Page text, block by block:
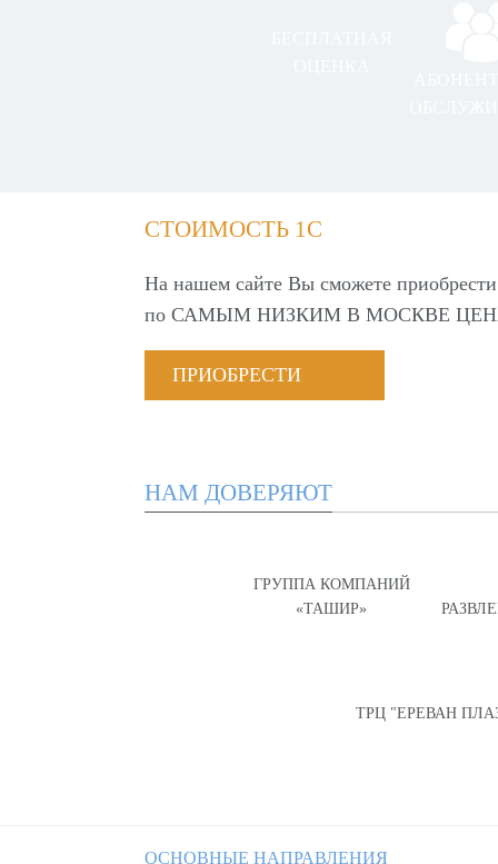
СТОИМОСТЬ 1С
На нашем сайте Вы сможете
по САМЫМ НИЗКИМ В МОСКВЕ
ПРИОБРЕСТИ
НАМ ДОВЕРЯЮТ
ГРУППА КОМПАНИЙ
«ТАШИР»
ТРЦ "ЕРЕВАН
ОСНОВНЫЕ НАПРАВЛЕНИЯ